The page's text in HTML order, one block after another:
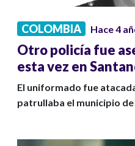
COLOMBIA Hace 4
Otro policía fue
esta vez en
El uniformado fue
patrullaba el municipio